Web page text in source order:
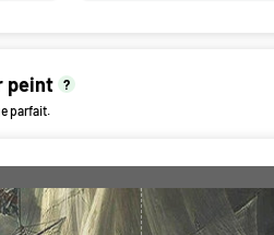
peint
?
parfait.